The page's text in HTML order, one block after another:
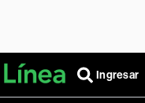
Ingresar